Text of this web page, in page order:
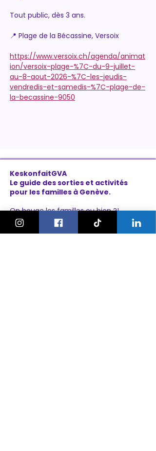
Tout public, dès 3 ans.
📍 Plage de la Bécassine, Versoix
https://www.versoix.ch/agenda/animat
ion/versoix-plage-%7C-du-9-juillet-
au-8-aout-2026-%7C-les-jeudis-
vendredis-et-samedis-%7C-plage-de-
la-becassine-9050
KeskonfaitGVA
Le guide des sorties et activités
pour les familles à Genève.
On bouge les familles ou bien ?!
Newsletter